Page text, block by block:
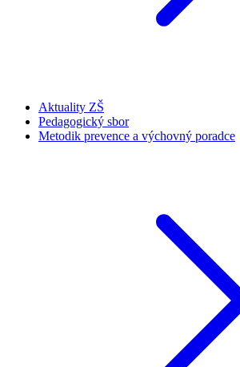
Aktuality ZŠ
Pedagogický sbor
Metodik prevence a výchovný poradce